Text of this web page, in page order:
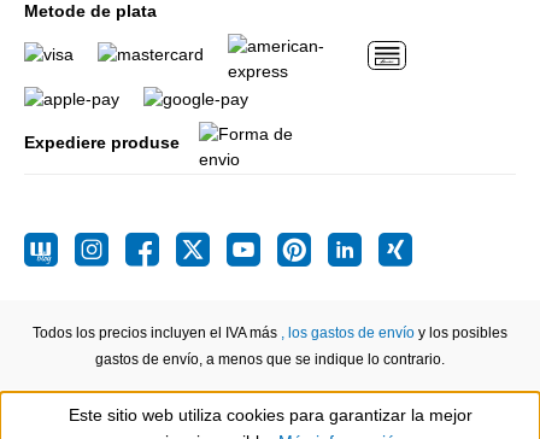
Metode de plata
Expediere produse
Todos los precios incluyen el IVA más , los gastos de envío y los posibles
gastos de envío, a menos que se indique lo contrario.
Este sitio web utiliza cookies para garantizar la mejor